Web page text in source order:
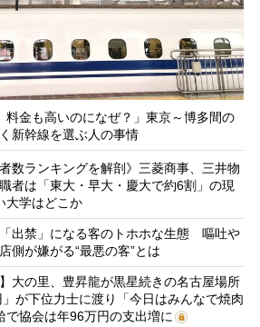
料金も高いのになぜ？」東京～博多間の
新幹線を選ぶ人の事情
数ランキングを解剖》三菱商事、三井物
者は「東大・早大・慶大で約6割」の現
学はどこか
出禁」になる客のトホホな生態 嘔吐や
側が嫌がる“最悪の客”とは
大の里、豊昇龍が黒星続きの名古屋場所
が下位力士に渡り「今日はみんなで焼肉
協会は年96万円の支出増に